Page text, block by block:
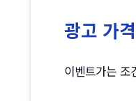
광고 가
이벤트가는 조